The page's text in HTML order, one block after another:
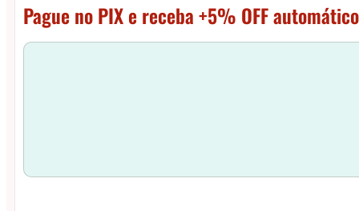
Pague no PIX e receba +5% OFF